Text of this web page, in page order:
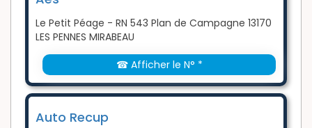
Le Petit Péage - RN 543 Plan de Campagne 13170
LES PENNES MIRABEAU
☎ Afficher le N° *
Auto Recup